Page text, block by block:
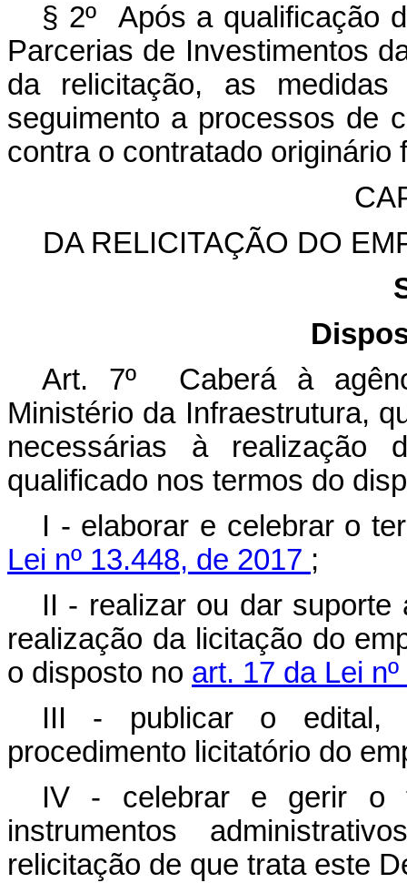
§ 2º Após a qualificação
Parcerias de Investimentos
da relicitação, as
seguimento a processos de
contra o contratado originário
DA RELICITAÇÃO DO
Art. 7º Caberá à
Ministério da Infraestrutura,
necessárias à realização
qualificado nos termos do
I - elaborar e celebrar o
Lei nº 13.448, de 2017 ;
II - realizar ou dar
realização da licitação do
o disposto no art. 17 da Lei
III - publicar o edital,
procedimento licitatório do
IV - celebrar e gerir o
instrumentos
relicitação de que trata este